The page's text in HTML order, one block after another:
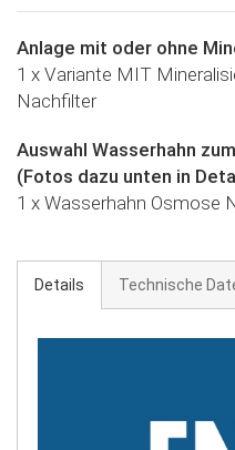
Anlage mit oder ohne
1 x Variante MIT
Nachfilter
Auswahl Wasserhahn
(Fotos dazu unten in
1 x Wasserhahn Osmose
Details Technische